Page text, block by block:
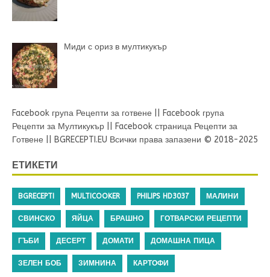
Миди с ориз в мултикукър
Facebook група Рецепти за готвене
Facebook група
Рецепти за Мултикукър
Facebook страница Рецепти за
Готвене
BGRECEPTI.EU Всички права запазени © 2018-2025
ЕТИКЕТИ
BGRECEPTI MULTICOOKER PHILIPS HD3037 МАЛИНИ
СВИНСКО ЯЙЦА БРАШНО ГОТВАРСКИ РЕЦЕПТИ
ГЪБИ ДЕСЕРТ ДОМАТИ ДОМАШНА ПИЦА
ЗЕЛЕН БОБ ЗИМНИНА КАРТОФИ